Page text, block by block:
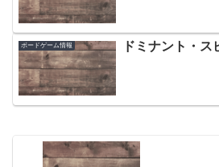
ボードゲーム情報 ドミナント・ス